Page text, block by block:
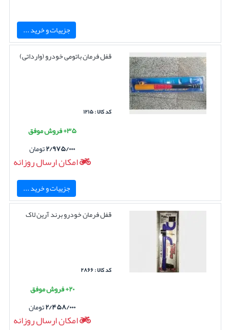
جزییات و خرید ...
قفل فرمان باتومی خودرو (وارداتی)
کد کالا : ۱۲۱۵
۳۵+ فروش موفق
۲/۹۷۵/۰۰۰تومان
امکان ارسال روزانه
جزییات و خرید ...
قفل فرمان خودرو برند آرین لاک
کد کالا : ۲۸۶۶
۲۰+ فروش موفق
۲/۴۵۸/۰۰۰تومان
امکان ارسال روزانه